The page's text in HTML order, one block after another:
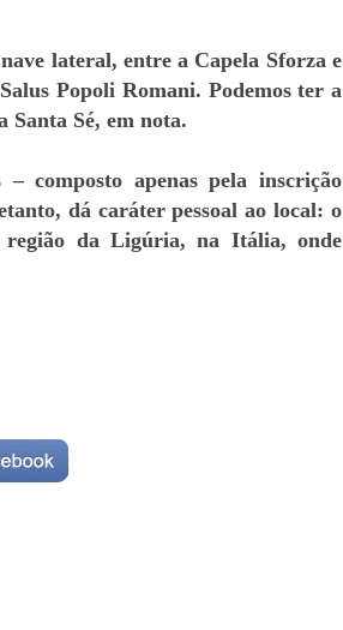
lateral, entre a Capela Sforza e
Popoli Romani. Podemos ter a
Santa Sé, em nota.
composto apenas pela inscrição
dá caráter pessoal ao local: o
da Ligúria, na Itália, onde